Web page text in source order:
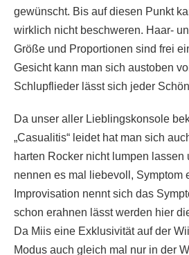
gewünscht. Bis auf diesen Punkt
wirklich nicht beschweren. Haar-
Größe und Proportionen sind frei
Gesicht kann man sich austoben
Schlupflieder lässt sich jeder
Da unser aller Lieblingskonsole
„Casualitis“ leidet hat man sich
harten Rocker nicht lumpen lassen
nennen es mal liebevoll, Symptom
Improvisation nennt sich das
schon erahnen lässt werden hier
Da Miis eine Exklusivität auf der
Modus auch gleich mal nur in der